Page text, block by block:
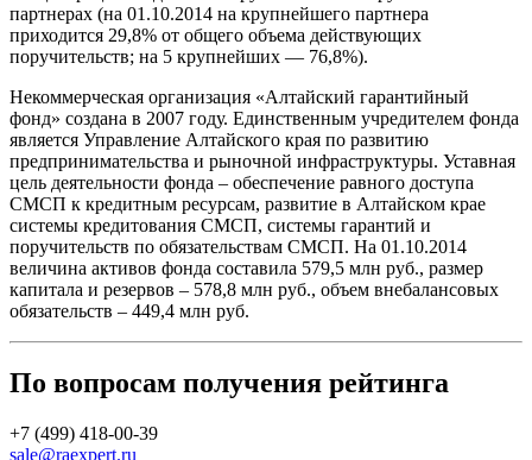
партнерах (на 01.10.2014 на крупнейшего партнера
приходится 29,8% от общего объема действующих
поручительств; на 5 крупнейших — 76,8%).
Некоммерческая организация «Алтайский гарантийный
фонд» создана в 2007 году. Единственным учредителем фонда
является Управление Алтайского края по развитию
предпринимательства и рыночной инфраструктуры. Уставная
цель деятельности фонда – обеспечение равного доступа
СМСП к кредитным ресурсам, развитие в Алтайском крае
системы кредитования СМСП, системы гарантий и
поручительств по обязательствам СМСП. На 01.10.2014
величина активов фонда составила 579,5 млн руб., размер
капитала и резервов – 578,8 млн руб., объем внебалансовых
обязательств – 449,4 млн руб.
По вопросам получения рейтинга
+7 (499) 418-00-39
sale@raexpert.ru